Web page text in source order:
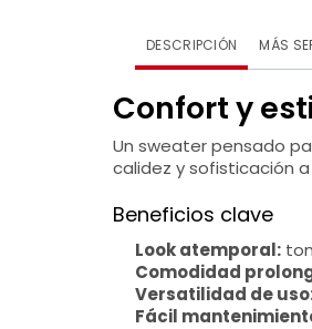
DESCRIPCIÓN MÁS
Confort y
Un sweater pensado
calidez y sofisticación
Beneficios clave
Look atemporal:
Comodidad
Versatilidad de
Fácil